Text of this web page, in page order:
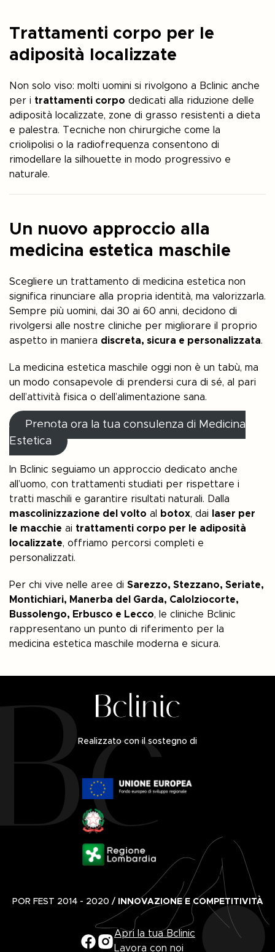
Trattamenti corpo per le
adiposità localizzate
Non solo viso: molti uomini si rivolgono a Bclinic anche
per i trattamenti corpo dedicati alla riduzione delle
adiposità localizzate, zone di grasso resistenti a dieta
e palestra. Tecniche non chirurgiche come la
criolipolisi o la radiofrequenza consentono di
rimodellare la silhouette in modo progressivo e
naturale.
Un nuovo approccio alla
medicina estetica maschile
Scegliere un trattamento di medicina estetica non
significa rinunciare alla propria identità, ma valorizzarla.
Sempre più uomini, dai 30 ai 60 anni, decidono di
rivolgersi alle nostre cliniche per migliorare il proprio
aspetto in maniera discreta, sicura e personalizzata.
La medicina estetica maschile oggi non è un tabù, ma
un modo consapevole di prendersi cura di sé, al pari
dell’attività fisica o dell’alimentazione sana.
Prenota ora la tua consulenza di Medicina
Estetica
In Bclinic seguiamo un approccio dedicato anche
all’uomo, con trattamenti studiati per rispettare i
tratti maschili e garantire risultati naturali. Dalla
mascolinizzazione del volto al botox, dai
laser per
le macchie ai trattamenti corpo per le adiposità
localizzate, offriamo percorsi completi e
personalizzati.
Per chi vive nelle aree di Sarezzo, Stezzano, Seriate,
Montichiari, Manerba del Garda, Calolziocorte,
Bussolengo, Erbusco e Lecco, le cliniche Bclinic
rappresentano un punto di riferimento per la
medicina estetica maschile moderna e sicura.
Realizzato con il sostegno di
POR FEST 2014 - 2020 / INNOVAZIONE E COMPETITIVITÀ
Apri la tua Bclinic
Lavora con noi